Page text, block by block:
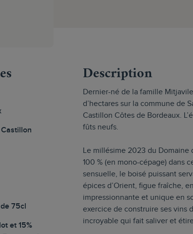
75cl
et 15%
Description
Dernier-né de la famille
d’hectares sur la commune de
Castillon Côtes de Bordeaux.
fûts neufs.
Le millésime 2023 du Domaine
100 % (en mono-cépage) dans
sensuelle, le boisé puissant
épices d’Orient, figue fraîche,
impressionnante et unique en
exercice de construire ses vins
incroyable qui fait saliver et